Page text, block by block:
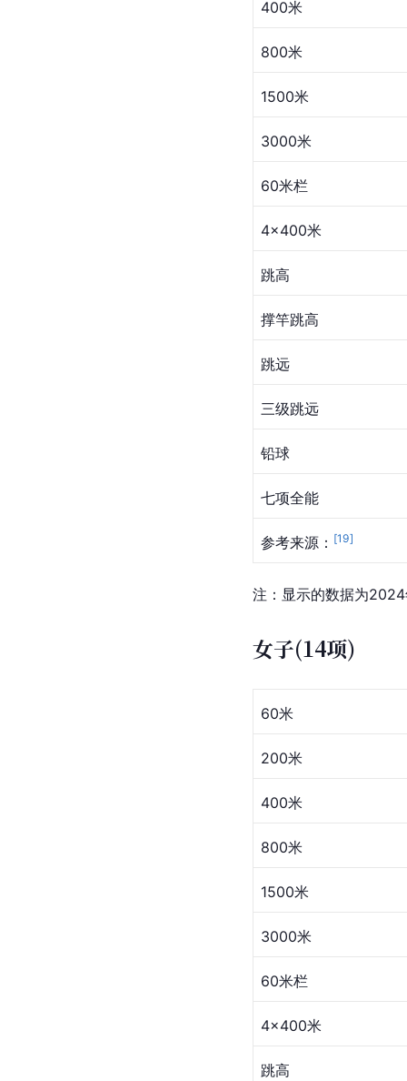
400米
800米
1500米
3000米
60米栏
4×400米
跳高
撑竿跳高
跳远
三级跳远
铅球
七项全能
参考来源： [19]
注：显示的数据为
女子(14项)
60米
200米
400米
800米
1500米
3000米
60米栏
4×400米
跳高